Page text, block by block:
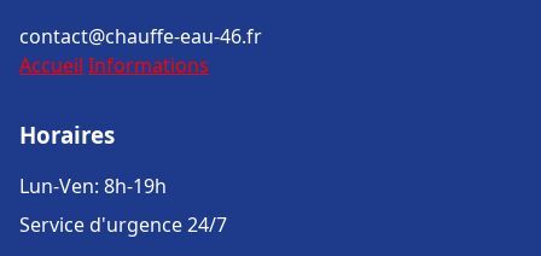
contact@chauffe-eau-46.fr
Accueil Informations
Horaires
Lun-Ven: 8h-19h
Service d'urgence 24/7